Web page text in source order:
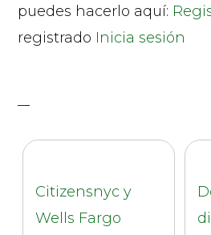
puedes hacerlo aquí:
registrado Inicia sesión
Citizensnyc y
Wells Fargo